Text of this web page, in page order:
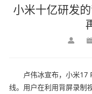
小米十亿研发
卢伟冰宣布，小米17
线。用户在利用背屏录制